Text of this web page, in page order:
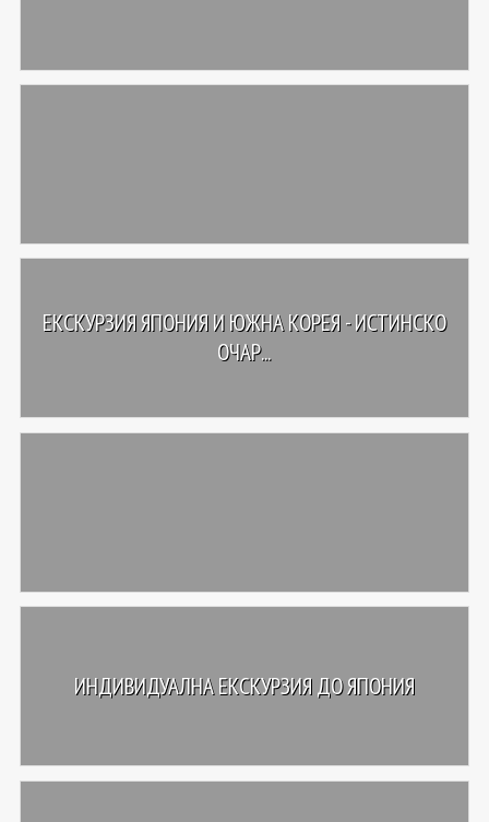
ЕКСКУРЗИЯ ЯПОНИЯ И ЮЖНА КОРЕЯ - ИСТИНСКО
ОЧАР...
ИНДИВИДУАЛНА ЕКСКУРЗИЯ ДО ЯПОНИЯ